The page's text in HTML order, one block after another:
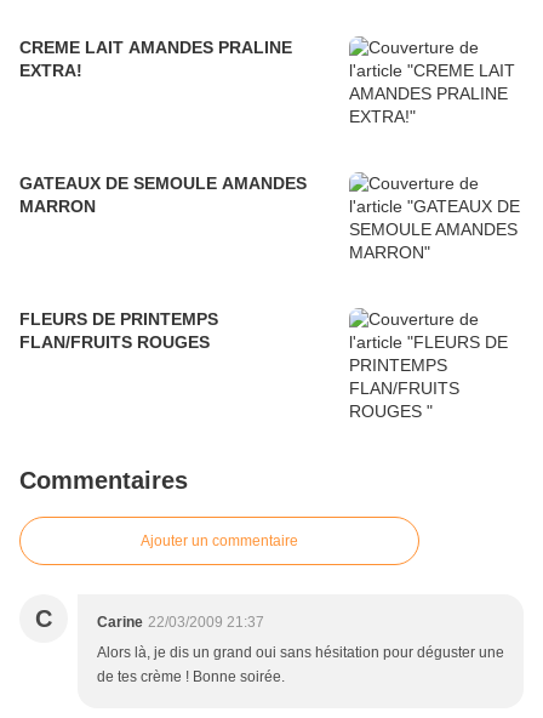
CREME LAIT AMANDES PRALINE
EXTRA!
GATEAUX DE SEMOULE AMANDES
MARRON
FLEURS DE PRINTEMPS
FLAN/FRUITS ROUGES
Commentaires
Ajouter un commentaire
C Carine 22/03/2009 21:37
Alors là, je dis un grand oui sans hésitation pour déguster une
de tes crème ! Bonne soirée.